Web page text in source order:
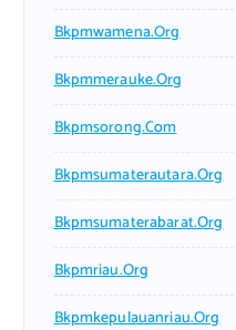
Bkpmwamena.org
Bkpmmerauke.org
Bkpmsorong.com
Bkpmsumaterautara.org
Bkpmsumaterabarat.org
Bkpmriau.org
Bkpmkepulauanriau.org